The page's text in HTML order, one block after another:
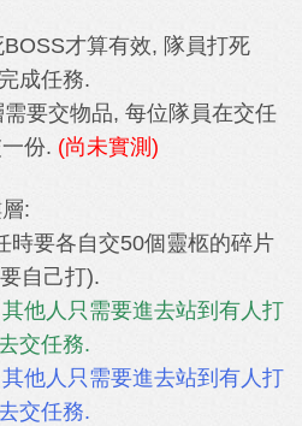
才算有效, 隊員打死
成任務.
要交物品, 每位隊員在交任
份. (尚未實測)
:
時要各自交50個靈柩的碎片
自己打).
其他人 只需要進去站到有人打
交任務.
其他人 只需要進去站到有人打
交任務.